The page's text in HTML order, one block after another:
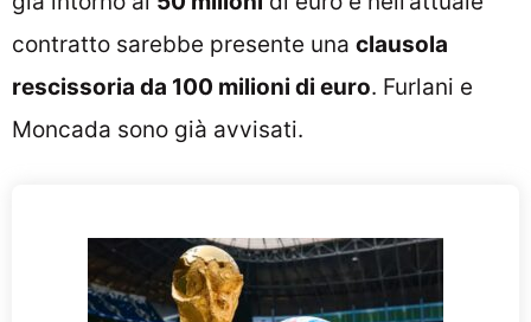
contratto sarebbe presente una clausola
rescissoria da 100 milioni di euro. Furlani e
Moncada sono già avvisati.